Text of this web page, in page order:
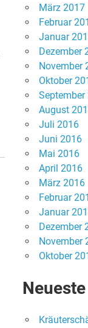
März 2017
Februar
Januar
Dezember
November
Oktober
September
August
Juli 2016
Juni 2016
Mai 2016
April 2016
März 2016
Februar
Januar
Dezember
November
Oktober